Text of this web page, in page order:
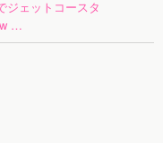
ジェットコースタ
…